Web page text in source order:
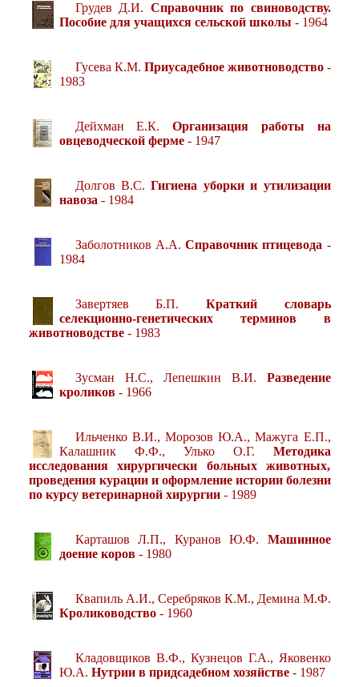
Грудев Д.И. Справочник по свиноводству.
Пособие для учащихся сельской школы - 1964
Гусева К.М. Приусадебное животноводство-
1983
Дейхман Е.К. Организация работы на
овцеводческой ферме- 1947
Долгов В.С.Гигиена уборки и утилизации
навоза - 1984
Заболотников А.А. Справочник птицевода -
1984
Завертяев Б.П. Краткий словарь
селекционно-генетических терминов в
животноводстве- 1983
Зусман Н.С., Лепешкин В.И. Разведение
кроликов- 1966
Ильченко В.И., Морозов Ю.А., Мажуга Е.П.,
Калашник Ф.Ф., Улько О.Г. Методика
исследования хирургически больных животных,
проведения курации и оформление истории болезни
по курсу ветеринарной хирургии- 1989
Карташов Л.П., Куранов Ю.Ф. Машинное
доение коров- 1980
Квапиль А.И., Серебряков К.М., Демина М.Ф.
Кролиководство- 1960
Кладовщиков В.Ф., Кузнецов Г.А., Яковенко
Ю.А. Нутрии в придсадебном хозяйстве- 1987